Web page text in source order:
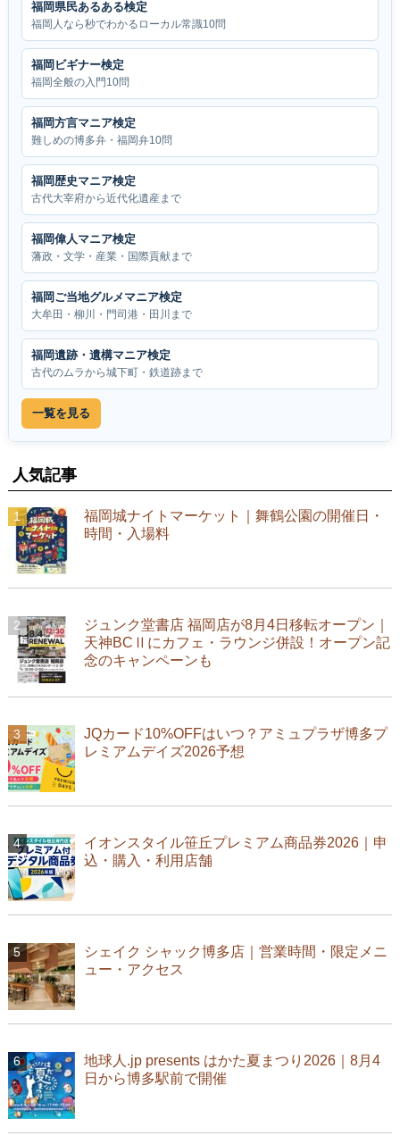
福岡県民あるある検定
福岡人なら秒でわかるローカル常識10問
福岡ビギナー検定
福岡全般の入門10問
福岡方言マニア検定
難しめの博多弁・福岡弁10問
福岡歴史マニア検定
古代大宰府から近代化遺産まで
福岡偉人マニア検定
藩政・文学・産業・国際貢献まで
福岡ご当地グルメマニア検定
大牟田・柳川・門司港・田川まで
福岡遺跡・遺構マニア検定
古代のムラから城下町・鉄道跡まで
一覧を見る
人気記事
福岡城ナイトマーケット｜舞鶴公園の開催日・
時間・入場料
ジュンク堂書店 福岡店が8月4日移転オープン｜
天神BCⅡにカフェ・ラウンジ併設！オープン記
念のキャンペーンも
JQカード10%OFFはいつ？アミュプラザ博多プ
レミアムデイズ2026予想
イオンスタイル笹丘プレミアム商品券2026｜申
込・購入・利用店舗
シェイク シャック博多店｜営業時間・限定メニ
ュー・アクセス
地球人.jp presents はかた夏まつり2026｜8月4
日から博多駅前で開催